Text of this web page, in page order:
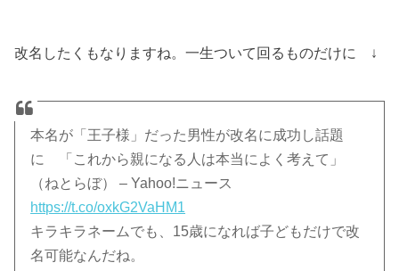
改名したくもなりますね。一生ついて回るものだけに ↓
本名が「王子様」だった男性が改名に成功し話題
に 「これから親になる人は本当によく考えて」
（ねとらぼ） – Yahoo!ニュース
https://t.co/oxkG2VaHM1
キラキラネームでも、15歳になれば子どもだけで改
名可能なんだね。